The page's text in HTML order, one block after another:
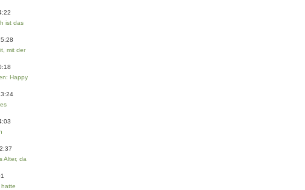
ist das
mit der
Happy
Alter, da
hatte